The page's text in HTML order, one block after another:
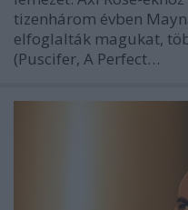
tizenhárom évben
elfoglalták magukat,
(Puscifer, A Perfect…